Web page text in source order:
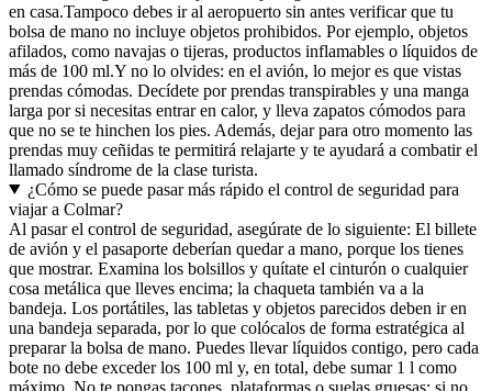
en casa.Tampoco debes ir al aeropuerto sin antes verificar que tu
bolsa de mano no incluye objetos prohibidos. Por ejemplo, objetos
afilados, como navajas o tijeras, productos inflamables o líquidos de
más de 100 ml.Y no lo olvides: en el avión, lo mejor es que vistas
prendas cómodas. Decídete por prendas transpirables y una manga
larga por si necesitas entrar en calor, y lleva zapatos cómodos para
que no se te hinchen los pies. Además, dejar para otro momento las
prendas muy ceñidas te permitirá relajarte y te ayudará a combatir el
llamado síndrome de la clase turista.
¿Cómo se puede pasar más rápido el control de seguridad para
viajar a Colmar?
Al pasar el control de seguridad, asegúrate de lo siguiente: El billete
de avión y el pasaporte deberían quedar a mano, porque los tienes
que mostrar. Examina los bolsillos y quítate el cinturón o cualquier
cosa metálica que lleves encima; la chaqueta también va a la
bandeja. Los portátiles, las tabletas y objetos parecidos deben ir en
una bandeja separada, por lo que colócalos de forma estratégica al
preparar la bolsa de mano. Puedes llevar líquidos contigo, pero cada
bote no debe exceder los 100 ml y, en total, debe sumar 1 l como
máximo. No te pongas tacones, plataformas o suelas gruesas; si no,